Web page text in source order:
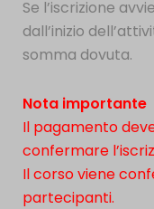
Se l’iscrizione
dall’inizio
somma dovuta.
Nota importante
Il pagamento
confermare
Il corso viene
partecipanti.